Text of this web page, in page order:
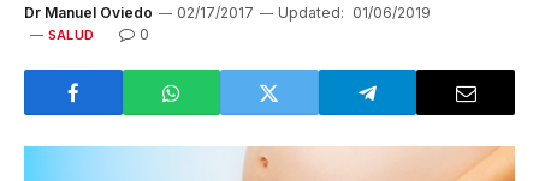
Dr Manuel Oviedo 02/17/2017 Updated: 01/06/2019
SALUD 0